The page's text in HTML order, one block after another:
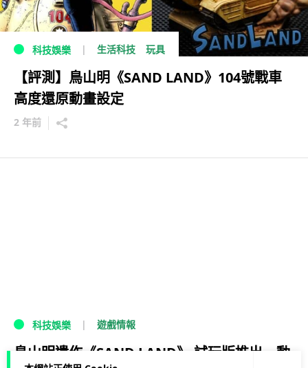
科技娛樂 生活科技 玩具
【評測】鳥山明《SAND LAND》104號戰車
高度還原動畫設定
2 年前
科技娛樂 遊戲情報
鳥山明遺作《SAND LAND》 試玩版推出 動